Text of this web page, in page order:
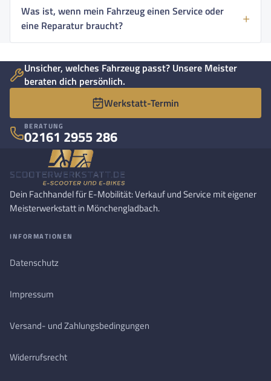
Was ist, wenn mein Fahrzeug einen Service oder
eine Reparatur braucht?
Unsicher, welches Fahrzeug passt? Unsere Meister
beraten dich persönlich.
Werkstatt-Termin
BERATUNG
02161 2955 286
Dein Fachhandel für E-Mobilität: Verkauf und Service mit eigener
Meisterwerkstatt in Mönchengladbach.
INFORMATIONEN
Datenschutz
Impressum
Versand- und Zahlungsbedingungen
Widerrufsrecht